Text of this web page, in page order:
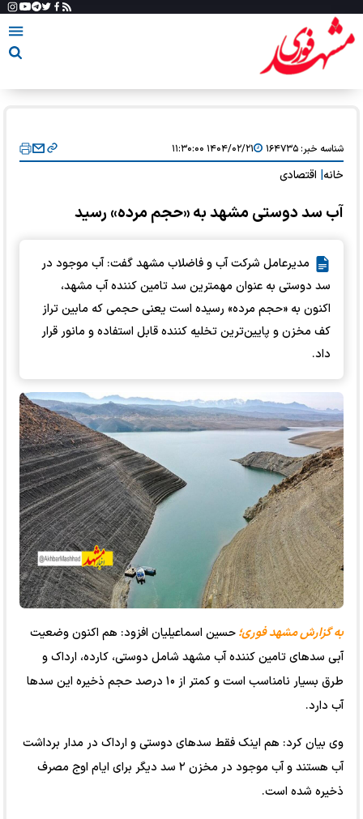
شناسه خبر:۱۶۴۷۳۵ ۱۴۰۴/۰۲/۲۱ ۱۱:۳۰:۰۰
خانه اقتصادی
آب سد دوستی مشهد به «حجم مرده» رسید
مدیرعامل شرکت آب و فاضلاب مشهد گفت: آب موجود در
سد دوستی به عنوان مهمترین سد تامین کننده آب مشهد،
اکنون به «حجم مرده» رسیده است یعنی حجمی که مابین تراز
کف مخزن و پایین‌ترین تخلیه کننده قابل استفاده و مانور قرار
داد.
به گزارش مشهد فوری؛حسین اسماعیلیان افزود: هم اکنون وضعیت
آبی سدهای تامین کننده آب مشهد شامل دوستی، کارده، ارداک و
طرق بسیار نامناسب است و کمتر از ۱۰ درصد حجم ذخیره این سدها
آب دارد.
وی بیان کرد: هم اینک فقط سدهای دوستی و ارداک در مدار برداشت
آب هستند و آب موجود در مخزن ۲ سد دیگر برای ایام اوج مصرف
ذخیره شده است.